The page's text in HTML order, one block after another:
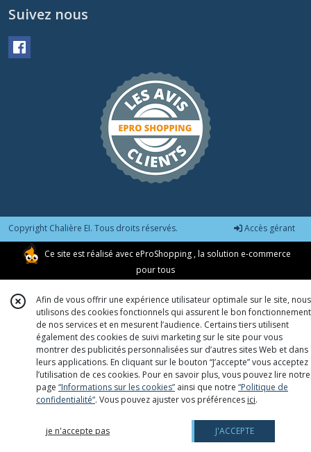
Suivez nous
Copyright Chalière EI. Tous droits réservés. Accès gérant
Ce site est réalisé avec eProShopping , la solution e-commerce
pour tous
Afin de vous offrir une expérience utilisateur optimale sur le site, nous
utilisons des cookies fonctionnels qui assurent le bon fonctionnement
de nos services et en mesurent l’audience. Certains tiers utilisent
également des cookies de suivi marketing sur le site pour vous
montrer des publicités personnalisées sur d’autres sites Web et dans
leurs applications. En cliquant sur le bouton “J’accepte” vous acceptez
l’utilisation de ces cookies. Pour en savoir plus, vous pouvez lire notre
page “Informations sur les cookies” ainsi que notre “Politique de
confidentialité“. Vous pouvez ajuster vos préférences ici.
je n'accepte pas J'ACCEPTE